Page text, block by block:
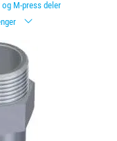
M-press deler